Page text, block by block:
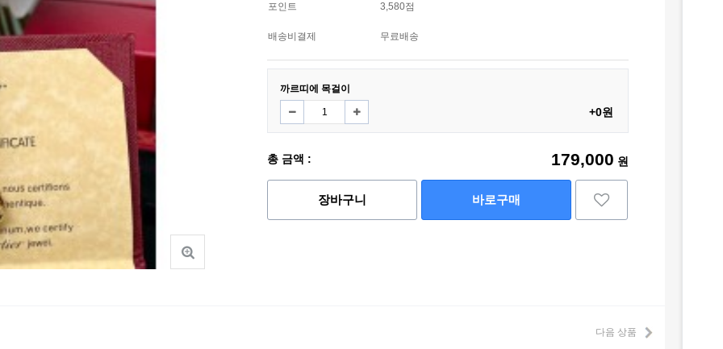
포인트 3,580점
배송비결제 무료배송
까르띠에 목걸이
+0원
총 금액 : 179,000 원
장바구니 바로구매
다음 상품